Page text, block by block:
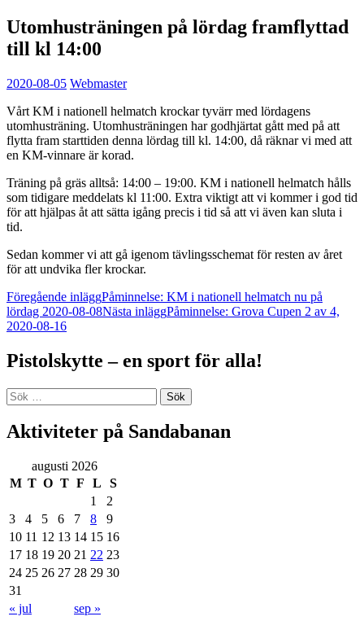
Utomhusträningen på lördag framflyttad
till kl 14:00
2020-08-05 Webmaster
Vårt KM i nationell helmatch krockar tyvärr med lördagens
utomhusträning. Utomhusträningen har godhjärtat gått med på att
flytta fram starttiden denna lördag till kl. 14:00, då räknar vi med att
en KM-vinnare är korad.
Träning på gräs alltså: 14:00 – 19:00. KM i nationell helmatch hålls
som tidigare meddelats kl 11:00. Extra viktigt att vi kommer i god tid
för att hjälpas åt att sätta igång precis i tid så att vi även kan sluta i
tid.
Sedan kommer vi att gå igenom tävlingsschemat för resten av året
för att undvika fler krockar.
Inläggsnavigering
Föregående inläggPåminnelse: KM i nationell helmatch nu på
lördag 2020-08-08Nästa inläggPåminnelse: Grova Cupen 2 av 4,
2020-08-16
Pistolskytte – en sport för alla!
Sök
efter:
Aktiviteter på Sandabanan
augusti 2026
M T O T F L
S
1
2
3
4 5 6 7 8
9
10 11 12 13 14 15 16
17 18 19 20 21 22 23
24 25 26 27 28 29 30
31
« jul
sep »